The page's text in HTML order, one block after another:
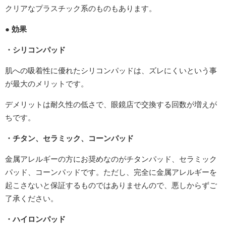
クリアなプラスチック系のものもあります。
● 効果
・シリコンパッド
肌への吸着性に優れたシリコンパッドは、ズレにくいという事
が最大のメリットです。
デメリットは耐久性の低さで、眼鏡店で交換する回数が増えが
ちです。
・チタン、セラミック、コーンパッド
金属アレルギーの方にお奨めなのがチタンパッド、セラミック
パッド、コーンパッドです。ただし、完全に金属アレルギーを
起こさないと保証するものではありませんので、悪しからずご
了承ください。
・ハイロンパッド